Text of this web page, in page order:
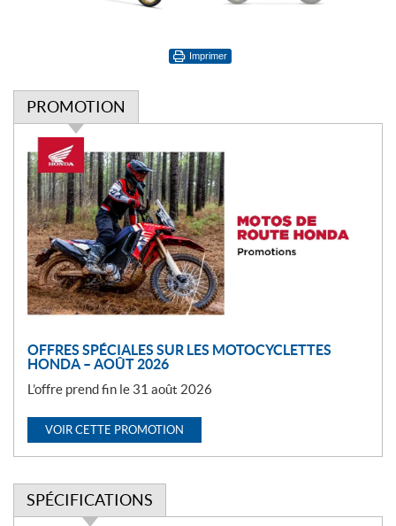
Imprimer
PROMOTION
r
o
m
o
t
i
o
n
OFFRES SPÉCIALES SUR LES MOTOCYCLETTES
HONDA – AOÛT 2026
L’offre prend fin le 31 août 2026
VOIR CETTE PROMOTION
SPÉCIFICATIONS